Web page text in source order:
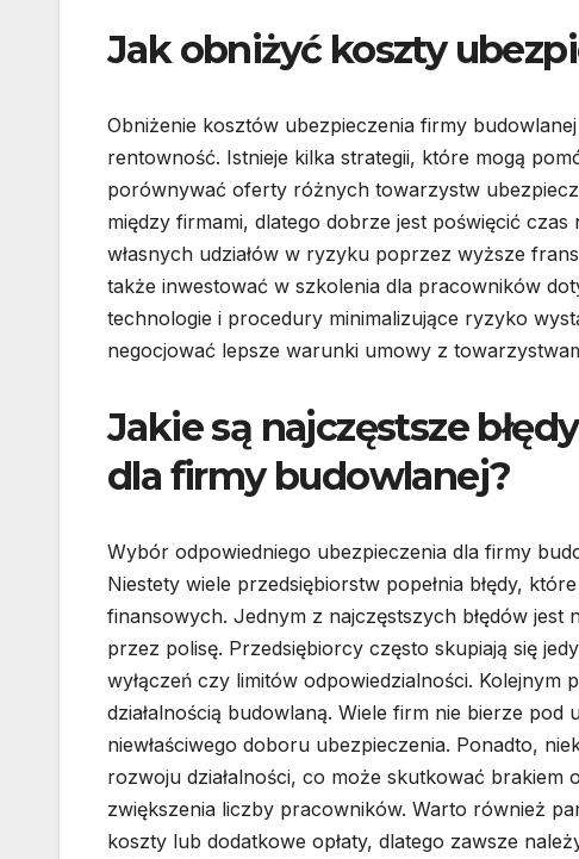
Jak obniżyć koszty
Obniżenie kosztów ubezpieczenia firmy
rentowność. Istnieje kilka strategii, które mogą
porównywać oferty różnych towarzystw
między firmami, dlatego dobrze jest poświęcić
własnych udziałów w ryzyku poprzez wyższe
także inwestować w szkolenia dla pracowników
technologie i procedury minimalizujące ryzyko
negocjować lepsze warunki umowy z
Jakie są najczęstsze
dla firmy budowlanej?
Wybór odpowiedniego ubezpieczenia dla firmy
Niestety wiele przedsiębiorstw popełnia błędy,
finansowych. Jednym z najczęstszych błędów
przez polisę. Przedsiębiorcy często skupiają się
wyłączeń czy limitów odpowiedzialności.
działalnością budowlaną. Wiele firm nie bierze
niewłaściwego doboru ubezpieczenia. Ponadto,
rozwoju działalności, co może skutkować
zwiększenia liczby pracowników. Warto również
koszty lub dodatkowe opłaty, dlatego zawsze